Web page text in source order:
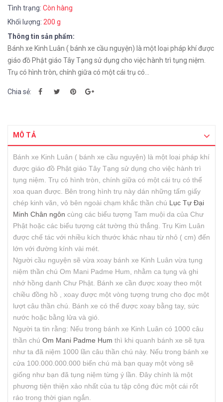
Tình trạng: Còn hàng
Khối lượng: 200 g
Thông tin sản phẩm:
Bánh xe Kinh Luân ( bánh xe cầu nguyện) là một loại pháp khí được
giáo đồ Phật giáo Tây Tạng sử dụng cho việc hành trì tụng niệm.
Trụ có hình tròn, chính giữa có một cái trụ có...
Chia sẻ:
MÔ TẢ
Bánh xe Kinh Luân ( bánh xe cầu nguyện) là một loại pháp khí
được giáo đồ Phật giáo Tây Tạng sử dụng cho việc hành trì
tụng niệm. Trụ có hình tròn, chính giữa có một cái trụ có thể
xoa quan được. Bên trong hình trụ này dán những tấm giấy
chép kinh văn, vỏ bên ngoài chạm khắc thần chú Lục Tự Đại
Minh Chân ngôn cùng các biểu tượng Tam muội da của Chư
Phật hoặc các biểu tượng cát tường thù thắng. Trụ Kim Luân
được chế tác với nhiều kích thước khác nhau từ nhỏ ( cm) đến
lớn với đường kính vài mét.
Người cầu nguyện sẽ vừa xoay bánh xe Kinh Luân vừa tụng
niệm thần chú Om Mani Padme Hum, nhằm ca tụng và ghi
nhớ hồng danh Chư Phật. Bánh xe cần được xoay theo một
chiều đồng hồ , xoay được một vòng tượng trưng cho đọc một
lượt câu thần chú. Bánh xe có thể được xoay bằng tay, sức
nước hoặc bằng lửa và gió.
Người ta tin rằng: Nếu trong bánh xe Kinh Luân có 1000 câu
thần chú Om Mani Padme Hum thì khi quanh bánh xe sẽ tựa
như ta đã niệm 1000 lần câu thần chú này. Nếu trong bánh xe
cửa 100.000.000.000 biến chú mà bạn quay một vòng sẽ
giống như bạn đã tụng niệm từng ý lần. Đây chính là một
phương tiện thiện xảo nhất của tu tập công đức một cái rốt
ráo trong thời gian ngắn.